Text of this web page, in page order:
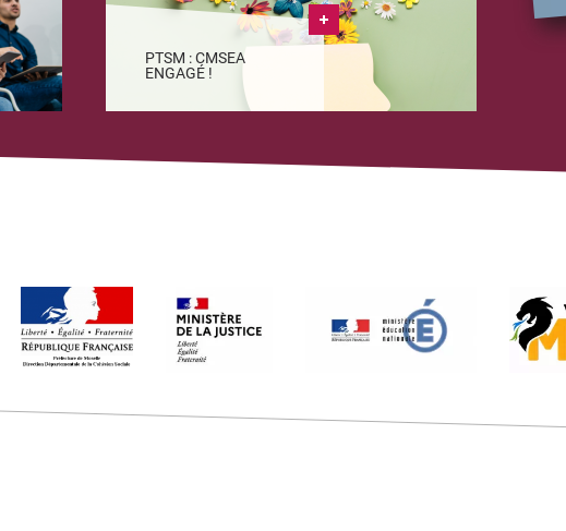
PTSM : CMSEA
ENGAGÉ !